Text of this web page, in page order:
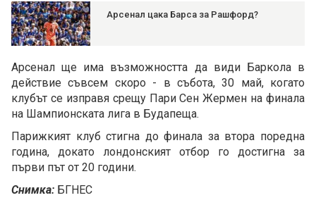
Арсенал цака Барса за Рашфорд?
Арсенал ще има възможността да види Баркола в
действие съвсем скоро - в събота, 30 май, когато
клубът се изправя срещу Пари Сен Жермен на финала
на Шампионската лига в Будапеща.
Парижкият клуб стигна до финала за втора поредна
година, докато лондонският отбор го достигна за
първи път от 20 години.
Снимка: БГНЕС